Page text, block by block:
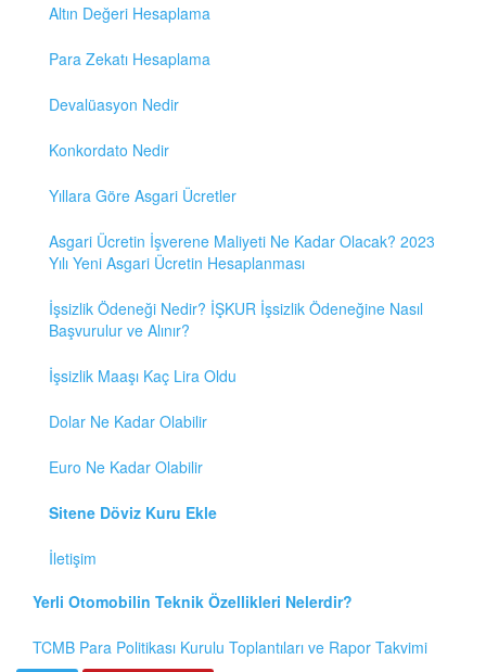
Altın Değeri Hesaplama
Para Zekatı Hesaplama
Devalüasyon Nedir
Konkordato Nedir
Yıllara Göre Asgari Ücretler
Asgari Ücretin İşverene Maliyeti Ne Kadar Olacak? 2023
Yılı Yeni Asgari Ücretin Hesaplanması
İşsizlik Ödeneği Nedir? İŞKUR İşsizlik Ödeneğine Nasıl
Başvurulur ve Alınır?
İşsizlik Maaşı Kaç Lira Oldu
Dolar Ne Kadar Olabilir
Euro Ne Kadar Olabilir
Sitene Döviz Kuru Ekle
İletişim
Yerli Otomobilin Teknik Özellikleri Nelerdir?
TCMB Para Politikası Kurulu Toplantıları ve Rapor Takvimi